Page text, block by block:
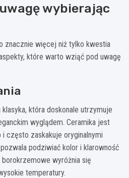
wybierając
znacznie więcej niż tylko kwestia
które warto wziąć pod uwagę
która doskonale utrzymuje
wyglądem. Ceramika jest
często zaskakuje oryginalnymi
podziwiać kolor i klarowność
wyróżnia się
temperatury.